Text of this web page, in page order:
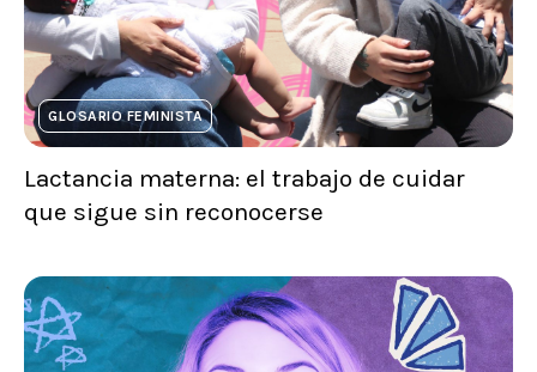
GLOSARIO FEMINISTA
Lactancia materna: el trabajo de cuidar
que sigue sin reconocerse